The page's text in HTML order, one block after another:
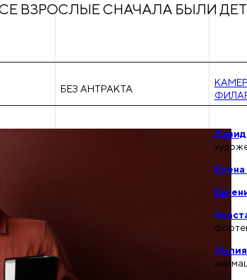
ВЗРОСЛЫЕ СНАЧАЛА БЫЛИ
БЕЗ АНТРАКТА
Давид